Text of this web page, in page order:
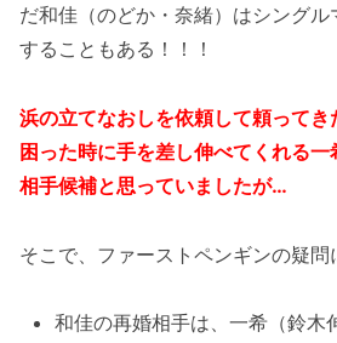
だ和佳（のどか・奈緒）はシング
することもある！！！
浜の立てなおしを依頼して頼ってき
困った時に手を差し伸べてくれる
相手候補と思っていましたが…
そこで、ファーストペンギンの疑問
和佳の再婚相手は、一希（鈴木